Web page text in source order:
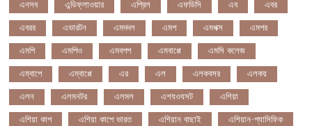
এনসব এন্ডিফ্লাওয়ার এপ্রিল এফডিসি এব এবর
এবরর এভারটন এমদদল এমপ এমপক্স এমপর
এমপি এমপিও এমবপপ এমবাপ্পে এমসি কলেজ
এম্বাপে এম্বাপ্পে এর এল এলকবসর এলকয়
এলন এলমনটর এলমল এশযওযসট এশিয়া
এশিয়া কাপ এশিয়া কাপে ভারত এশিয়ান বাছাই এশিয়ান-প্যাসিফিক